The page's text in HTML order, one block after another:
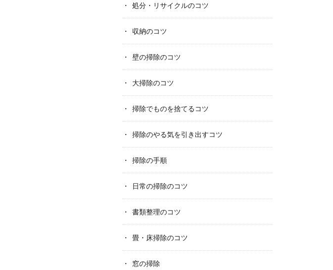
処分・リサイクルのコツ
収納のコツ
壁の掃除のコツ
大掃除のコツ
掃除でものを捨てるコツ
掃除のやる気を引き出すコツ
掃除の手順
日常の掃除のコツ
書類整理のコツ
畳・床掃除のコツ
窓の掃除